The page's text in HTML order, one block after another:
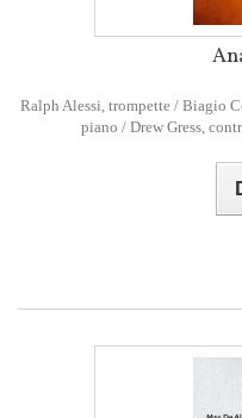
Ralph Alessi, trompette / Biagio
piano / Drew Gress,